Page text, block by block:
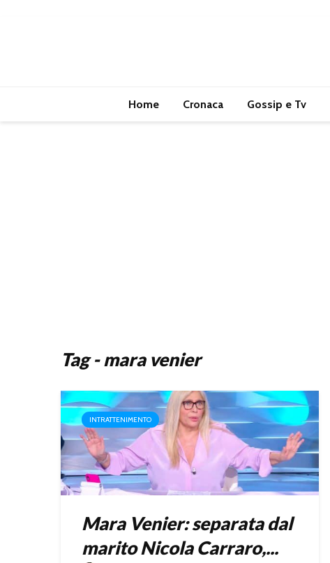
Home Cronaca Gossip e Tv
Tag - mara venier
INTRATTENIMENTO
Mara Venier: separata dal
marito Nicola Carraro,...